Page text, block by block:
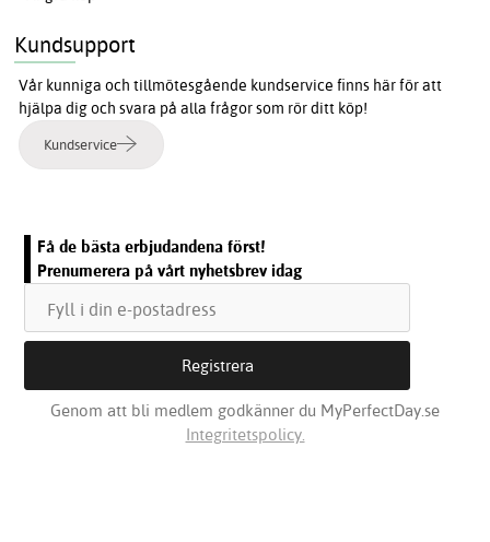
Kundsupport
Vår kunniga och tillmötesgående kundservice finns här för att
hjälpa dig och svara på alla frågor som rör ditt köp!
Kundservice
Få de bästa erbjudandena först!
Prenumerera på vårt nyhetsbrev idag
Genom att bli medlem godkänner du MyPerfectDay.se
Integritetspolicy.